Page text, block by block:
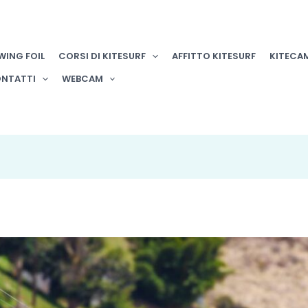
FOIL CORSI DI KITESURF AFFITTO KITESURF
WEBCAM